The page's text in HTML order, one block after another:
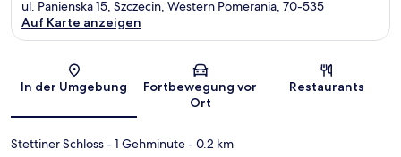
Karte
ul. Panienska 15, Szczecin, Western Pomerania, 70-535
Auf Karte anzeigen
In der Umgebung
Fortbewegung vor
Ort
Restaurants
Stettiner Schloss- 1 Gehminute- 0.2 km